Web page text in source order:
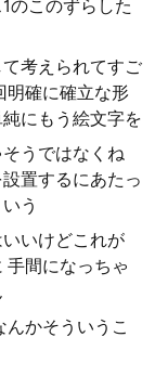
のこのずらした
考えられてすご
明確に確立な形
にもう絵文字を
うではなくね
置するにあたっ
う
いけどこれが
手間になっちゃ
かそういうこ